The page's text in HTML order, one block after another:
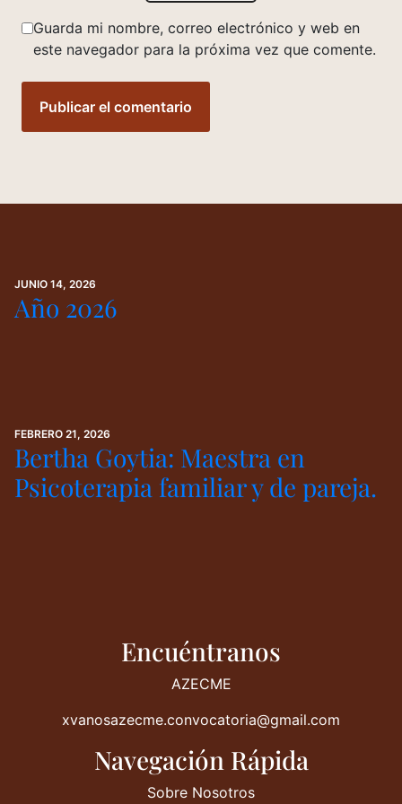
Guarda mi nombre, correo electrónico y web en
este navegador para la próxima vez que comente.
JUNIO 14, 2026
Año 2026
FEBRERO 21, 2026
Bertha Goytia: Maestra en
Psicoterapia familiar y de pareja.
Encuéntranos
AZECME
xvanosazecme.convocatoria@gmail.com
Navegación Rápida
Sobre Nosotros